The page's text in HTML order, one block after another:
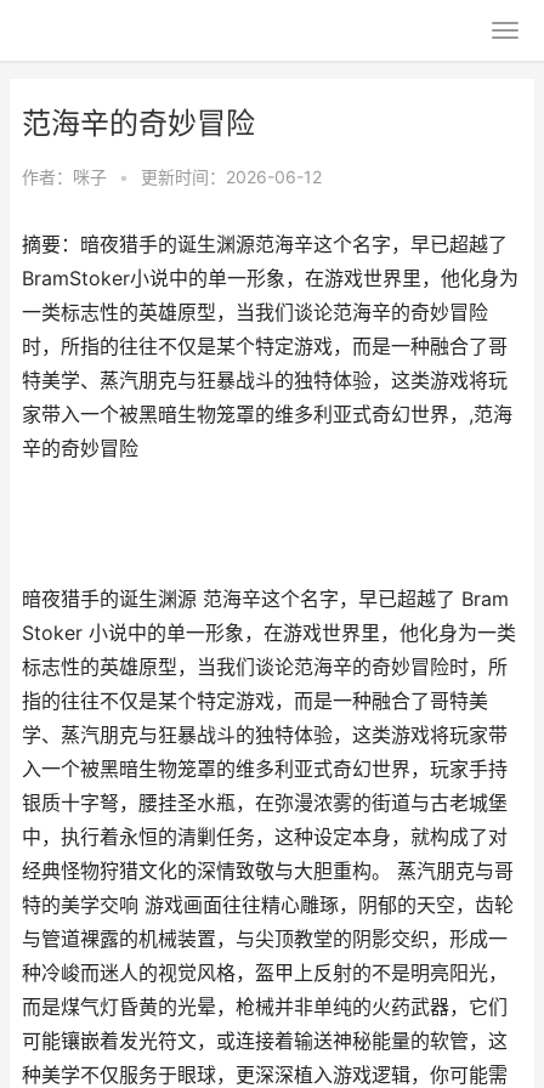
范海辛的奇妙冒险
作者： 咪子 • 更新时间：2026-06-12
摘要：暗夜猎手的诞生渊源范海辛这个名字，早已超越了
BramStoker小说中的单一形象，在游戏世界里，他化身为
一类标志性的英雄原型，当我们谈论范海辛的奇妙冒险
时，所指的往往不仅是某个特定游戏，而是一种融合了哥
特美学、蒸汽朋克与狂暴战斗的独特体验，这类游戏将玩
家带入一个被黑暗生物笼罩的维多利亚式奇幻世界，,范海
辛的奇妙冒险
暗夜猎手的诞生渊源 范海辛这个名字，早已超越了 Bram
Stoker 小说中的单一形象，在游戏世界里，他化身为一类
标志性的英雄原型，当我们谈论范海辛的奇妙冒险时，所
指的往往不仅是某个特定游戏，而是一种融合了哥特美
学、蒸汽朋克与狂暴战斗的独特体验，这类游戏将玩家带
入一个被黑暗生物笼罩的维多利亚式奇幻世界，玩家手持
银质十字弩，腰挂圣水瓶，在弥漫浓雾的街道与古老城堡
中，执行着永恒的清剿任务，这种设定本身，就构成了对
经典怪物狩猎文化的深情致敬与大胆重构。 蒸汽朋克与哥
特的美学交响 游戏画面往往精心雕琢，阴郁的天空，齿轮
与管道裸露的机械装置，与尖顶教堂的阴影交织，形成一
种冷峻而迷人的视觉风格，盔甲上反射的不是明亮阳光，
而是煤气灯昏黄的光晕，枪械并非单纯的火药武器，它们
可能镶嵌着发光符文，或连接着输送神秘能量的软管，这
种美学不仅服务于眼球，更深深植入游戏逻辑，你可能需